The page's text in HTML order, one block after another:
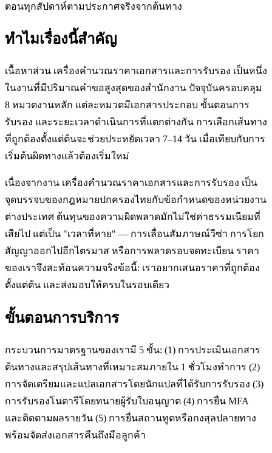
ตอนทุกสัปดาห์ตามประกาศจริงจากต้นทาง
ทำไมเรื่องนี้สำคัญ
เนื้อหาส่วน เครื่องคำนวณราคาเอกสารและการรับรอง เป็นหนึ่ง
ในงานที่มีปริมาณคำขอสูงสุดของสำนักงาน ปัจจุบันครอบคลุม
8 หมวดงานหลัก แต่ละหมวดมีเอกสารประกอบ ขั้นตอนการ
รับรอง และระยะเวลาดำเนินการที่แตกต่างกัน การเลือกเส้นทาง
ที่ถูกต้องตั้งแต่ต้นจะช่วยประหยัดเวลา 7–14 วัน เมื่อเทียบกับการ
เริ่มต้นผิดทางแล้วต้องเริ่มใหม่
เนื่องจากงาน เครื่องคำนวณราคาเอกสารและการรับรอง เป็น
จุดบรรจบของกฎหมายปกครองไทยกับข้อกำหนดของหน่วยงาน
ต่างประเทศ ต้นทุนของความผิดพลาดมักไม่ใช่ค่าธรรมเนียมที่
เสียไป แต่เป็น "เวลาที่หาย" — การเลื่อนสัมภาษณ์วีซ่า การโยก
สัญญาออกไปอีกไตรมาส หรือการพลาดรอบจดทะเบียน ราคา
ของเราจึงสะท้อนความจริงข้อนี้: เราอยากเสนอราคาที่ถูกต้อง
ตั้งแต่ต้น และส่งมอบให้ครบในรอบเดียว
ขั้นตอนการบริการ
กระบวนการมาตรฐานของเรามี 5 ขั้น: (1) การประเมินเอกสาร
ต้นทางและสรุปเส้นทางที่เหมาะสมภายใน 1 ชั่วโมงทำการ (2)
การจัดเตรียมและแปลเอกสารโดยนักแปลที่ได้รับการรับรอง (3)
การรับรองโนตารีโดยทนายผู้รับใบอนุญาต (4) การยื่น MFA
และติดตามผลรายวัน (5) การยื่นสถานทูตหรือกงสุลปลายทาง
พร้อมจัดส่งเอกสารคืนถึงมือลูกค้า